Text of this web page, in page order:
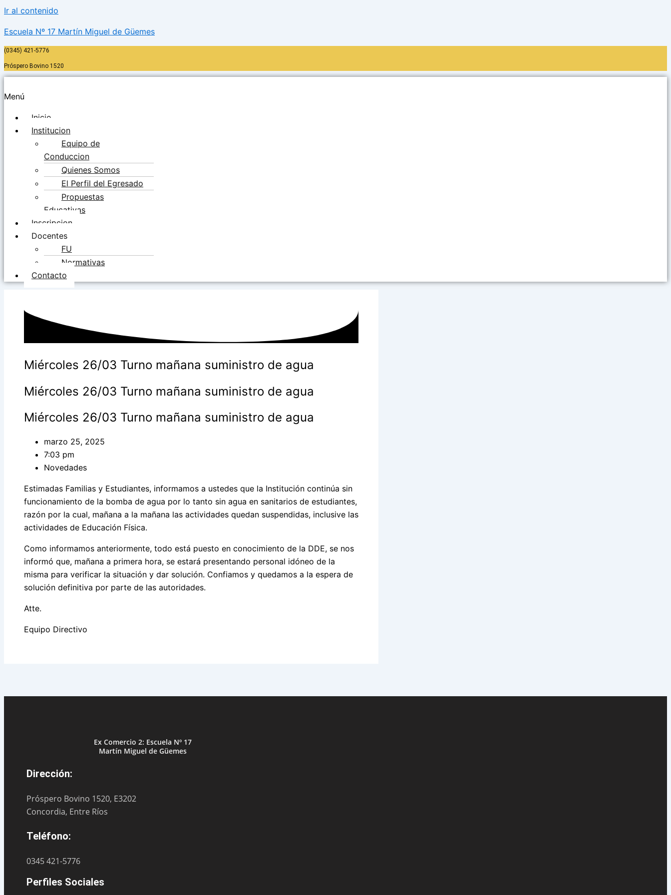
Ir al contenido
Escuela Nº 17 Martín Miguel de Güemes
(0345) 421-5776
Próspero Bovino 1520
Menú
Inicio
Institucion
Equipo de
Conduccion
Quienes Somos
El Perfil del Egresado
Propuestas
Educativas
Inscripcion
Docentes
FU
Normativas
Contacto
Miércoles 26/03 Turno mañana suministro de agua
Miércoles 26/03 Turno mañana suministro de agua
Miércoles 26/03 Turno mañana suministro de agua
marzo 25, 2025
7:03 pm
Novedades
Estimadas Familias y Estudiantes, informamos a ustedes que la Institución continúa sin
funcionamiento de la bomba de agua por lo tanto sin agua en sanitarios de estudiantes,
razón por la cual, mañana a la mañana las actividades quedan suspendidas, inclusive las
actividades de Educación Física.
Como informamos anteriormente, todo está puesto en conocimiento de la DDE, se nos
informó que, mañana a primera hora, se estará presentando personal idóneo de la
misma para verificar la situación y dar solución. Confiamos y quedamos a la espera de
solución definitiva por parte de las autoridades.
Atte.
Equipo Directivo
Ex Comercio 2: Escuela Nº 17
Martín Miguel de Güemes
Dirección:
Próspero Bovino 1520, E3202
Concordia, Entre Ríos
Teléfono:
0345 421-5776
Perfiles Sociales